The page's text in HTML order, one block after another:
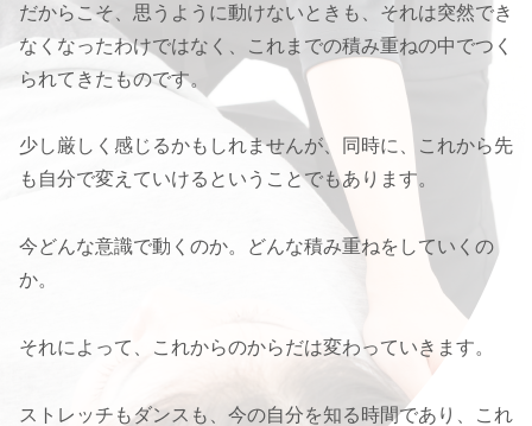
だからこそ、思うように動けないときも、それは突然でき
なくなったわけではなく、これまでの積み重ねの中でつく
られてきたものです。
少し厳しく感じるかもしれませんが、同時に、これから先
も自分で変えていけるということでもあります。
今どんな意識で動くのか。どんな積み重ねをしていくの
か。
それによって、これからのからだは変わっていきます。
ストレッチもダンスも、今の自分を知る時間であり、これ